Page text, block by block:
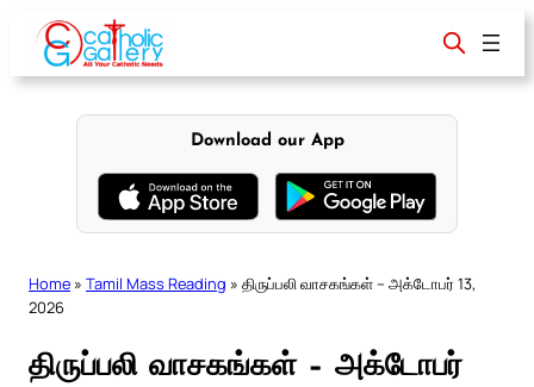
content
Download our App
Home » Tamil Mass Reading » திருப்பலி வாசகங்கள் – அக்டோபர் 13,
2026
திருப்பலி வாசகங்கள் – அக்டோபர்